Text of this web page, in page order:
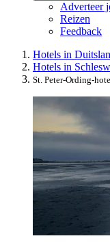
Adverteer
Reizen
Feedback
Hotels in
Hotels in
St. Peter-Ording-